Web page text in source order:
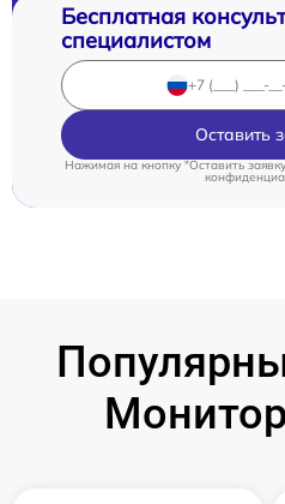
Бесплатная
специалистом
Оставить
Нажимая на кнопку "Оставить